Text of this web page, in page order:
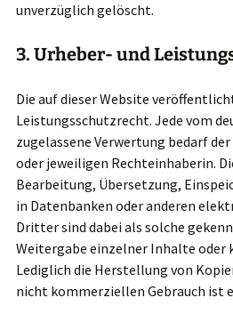
unverzüglich gelöscht.
3. Urheber- und
Die auf dieser Website
Leistungsschutzrecht. Jede vom
zugelassene Verwertung bedarf
oder jeweiligen Rechteinhaberin.
Bearbeitung, Übersetzung,
in Datenbanken oder anderen
Dritter sind dabei als solche
Weitergabe einzelner Inhalte
Lediglich die Herstellung von
nicht kommerziellen Gebrauch ist